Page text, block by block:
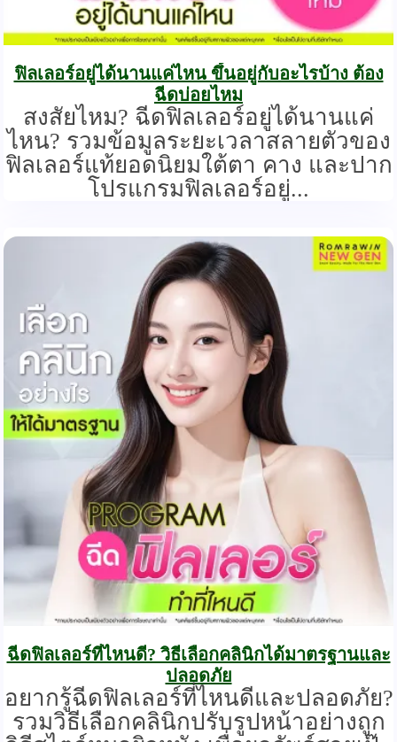
ฟิลเลอร์อยู่ได้นานแค่ไหน ขึ้นอยู่กับอะไรบ้าง ต้อง
ฉีดบ่อยไหม
สงสัยไหม? ฉีดฟิลเลอร์อยู่ได้นานแค่
ไหน? รวมข้อมูลระยะเวลาสลายตัวของ
ฟิลเลอร์แท้ยอดนิยมใต้ตา คาง และปาก
โปรแกรมฟิลเลอร์อยู่...
ฉีดฟิลเลอร์ที่ไหนดี? วิธีเลือกคลินิกได้มาตรฐานและ
ปลอดภัย
อยากรู้ฉีดฟิลเลอร์ที่ไหนดีและปลอดภัย?
รวมวิธีเลือกคลินิกปรับรูปหน้าอย่างถูก